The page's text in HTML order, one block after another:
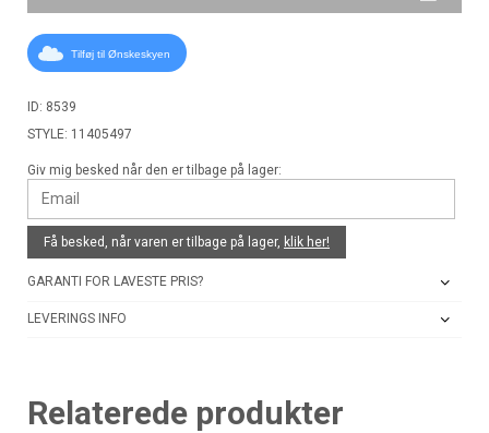
Tilføj til Ønskeskyen
ID: 8539
STYLE: 11405497
Giv mig besked når den er tilbage på lager:
Få besked, når varen er tilbage på lager, klik her!
GARANTI FOR LAVESTE PRIS?
LEVERINGS INFO
Relaterede produkter